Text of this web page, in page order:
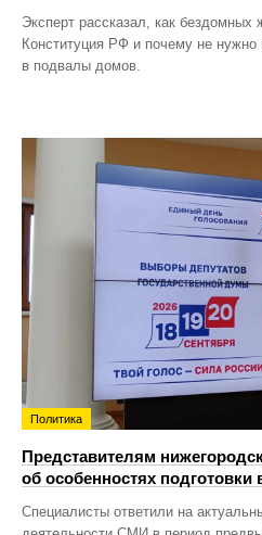
Эксперт рассказал, как
Конституция РФ и почему не нужно
в подвалы домов.
Политика
Представителям
об особенностях подготовки
Специалисты ответили на